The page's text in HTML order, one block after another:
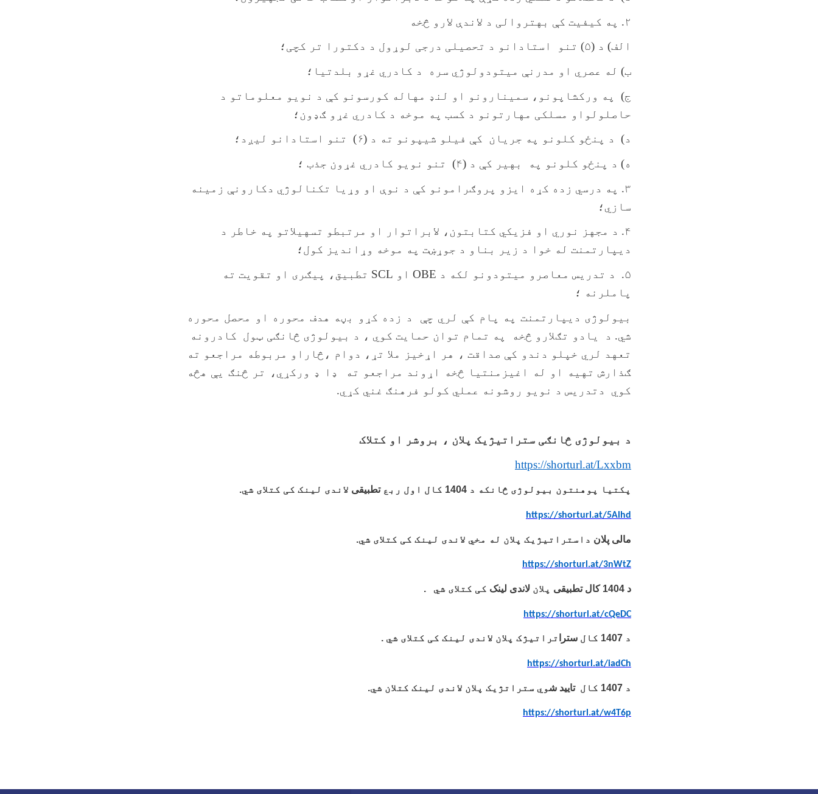
۲. په کیفیت کې بهتروالی د لاندې لارو څخه
الف) د (۵) تنو استادانو د تحصیلی درجی لوړول د دکتورا تر کچی؛
ب) له عصري او مدرنې میتودولوژي سره د کادري غړو بلدتیا؛
ج) په ورکشاپونو، سمینارونو او لنډ مهاله کورسونو کې د نویو معلوماتو د
حاصلولواو مسلکی مهارتونو د کسب په موخه د کادري غړو ګډون؛
د) د پنځو کلونو په جریان کې فیلو شیپونو ته د (۶) تنو استادانو لیږد؛
ه) د پنځو کلونو په بهیر کې د (۴) تنو نویو کادري غړون جذب ؛
۳. په درسي زده کړه ایزو پروګرامونو کې د نوې او وړیا تکنالوژي دکارونې زمینه
سازي؛
۴. د مجهز نوري او فزیکي کتابتون، لابراتوار او مرتبطو تسهیلاتو په خاطر د
دیپارتمنت له خوا د زیر بناو د جوړښت په موخه وړاندیز کول؛
۵. د تدریس معاصرو میتودونو لکه د
OBE او SCL تطبیق، پیګری او تقویت ته
پاملرنه ؛
بیولوژی دیپارتمنت په پام کې لري چې د زده کړو بڼه هدف محوره او محصل محوره
شي. د یادو تګلارو څخه په تمام توان حمایت کوي ، د بیولوژی څانګی ټول کادرونه
تعهد لري خپلو دندو کې صداقت ، هر اړخیز ملا تړ، دوام ،څاراو مربوطه مراجعو ته
ګذارش تهیه او له اغیزمنتیا څخه اړوند مراجعو ته ډا ډ ورکړي، تر څنګ یې هڅه
کوي دتدریس د نويو روشونه عملي کولو فرهنګ غني کړي.
د بیولوژی څانګی ستراتیژیک پلان ، بروشر او کتلاک
https://shorturl.at/Lxxbm
پکتیا پوهنتون بیولوژی څانکه د 1404 کال اول ربع تطبیقی لاندی لینک کی کتلای شي.
https://shorturl.at/5Alhd
مالی پلان داستراتیژیک پلان له مخي لاندی لینک کی کتلای شي.
https://shorturl.at/3nWtZ
د 1404 کال تطبیقی پلان لاندی لینک کی کتلای شي .
https://shorturl.at/cQeDC
د 1407 کال سترا تراتیژک پلان لاندی لینک کی کتلای شي .
https://shorturl.at/iadCh
د کال تایید شوي ستراتژیک پلان لاندی لینک کتلان شي.
https://shorturl.at/w4T6p